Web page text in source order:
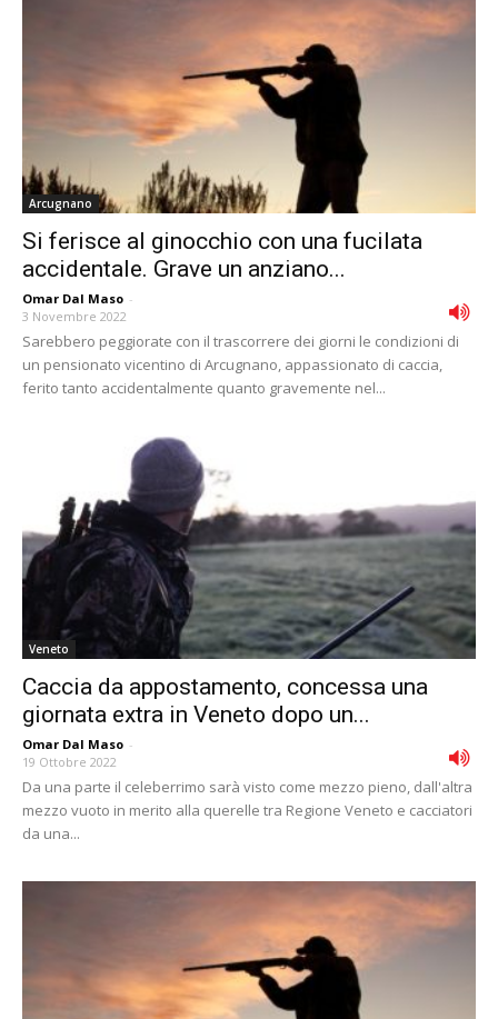
Arcugnano
Si ferisce al ginocchio con una fucilata
accidentale. Grave un anziano...
Omar Dal Maso -
3 Novembre 2022
Sarebbero peggiorate con il trascorrere dei giorni le condizioni di
un pensionato vicentino di Arcugnano, appassionato di caccia,
ferito tanto accidentalmente quanto gravemente nel...
Veneto
Caccia da appostamento, concessa una
giornata extra in Veneto dopo un...
Omar Dal Maso -
19 Ottobre 2022
Da una parte il celeberrimo sarà visto come mezzo pieno, dall'altra
mezzo vuoto in merito alla querelle tra Regione Veneto e cacciatori
da una...